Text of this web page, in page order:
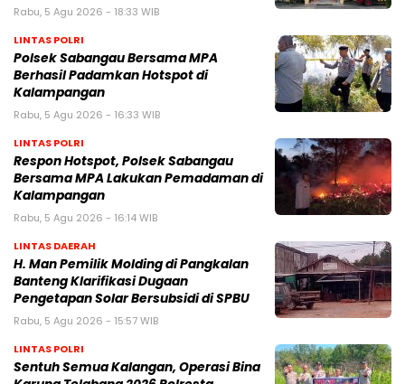
Rabu, 5 Agu 2026 - 18:33 WIB
LINTAS POLRI
Polsek Sabangau Bersama MPA
Berhasil Padamkan Hotspot di
Kalampangan
Rabu, 5 Agu 2026 - 16:33 WIB
LINTAS POLRI
Respon Hotspot, Polsek Sabangau
Bersama MPA Lakukan Pemadaman di
Kalampangan
Rabu, 5 Agu 2026 - 16:14 WIB
LINTAS DAERAH
H. Man Pemilik Molding di Pangkalan
Banteng Klarifikasi Dugaan
Pengetapan Solar Bersubsidi di SPBU
Rabu, 5 Agu 2026 - 15:57 WIB
LINTAS POLRI
Sentuh Semua Kalangan, Operasi Bina